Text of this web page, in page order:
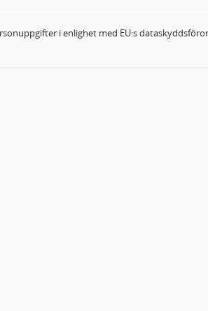
i enlighet med EU:s